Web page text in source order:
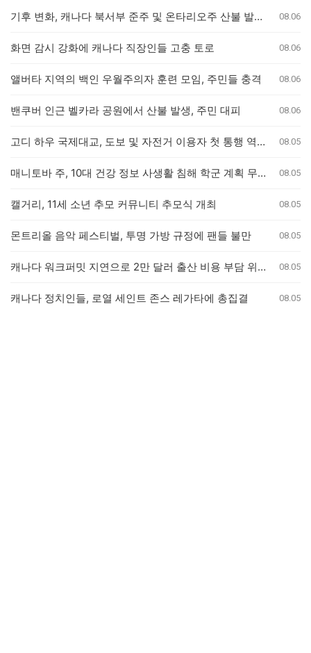
기후 변화, 캐나다 북서부 준주 및 온타리오주 산불 발생 가능성 두 배 높여 08.06
화면 감시 강화에 캐나다 직장인들 고충 토로 08.06
앨버타 지역의 백인 우월주의자 훈련 모임, 주민들 충격 08.06
밴쿠버 인근 벨카라 공원에서 산불 발생, 주민 대피 08.06
고디 하우 국제대교, 도보 및 자전거 이용자 첫 통행 역사 새기다 08.05
매니토바 주, 10대 건강 정보 사생활 침해 학군 계획 무효화 08.05
캘거리, 11세 소년 추모 커뮤니티 추모식 개최 08.05
몬트리올 음악 페스티벌, 투명 가방 규정에 팬들 불만 08.05
캐나다 워크퍼밋 지연으로 2만 달러 출산 비용 부담 위기 퀘벡 커플 08.05
캐나다 정치인들, 로열 세인트 존스 레가타에 총집결 08.05